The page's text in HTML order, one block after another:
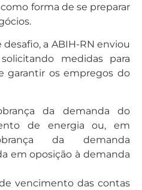
forma de se preparar
a ABIH-RN enviou
medidas para
garantir os empregos do
da demanda do
de energia ou, em
da demanda
em oposição à demanda
vencimento das contas